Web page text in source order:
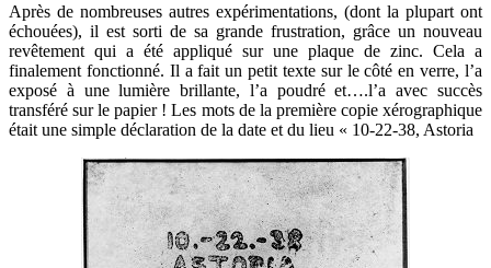
Après de nombreuses autres expérimentations, (dont la plupart ont
échouées), il est sorti de sa grande frustration, grâce un nouveau
revêtement qui a été appliqué sur une plaque de zinc. Cela a
finalement fonctionné. Il a fait un petit texte sur le côté en verre, l’a
exposé à une lumière brillante, l’a poudré et….l’a avec succès
transféré sur le papier ! Les mots de la première copie xérographique
était une simple déclaration de la date et du lieu « 10-22-38, Astoria